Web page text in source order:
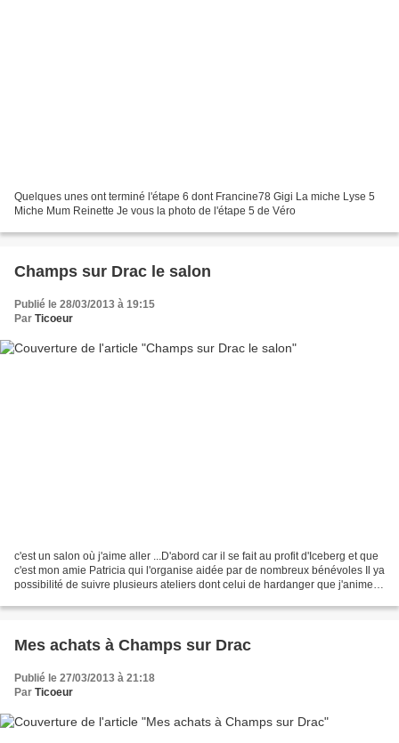
Quelques unes ont terminé l'étape 6 dont Francine78 Gigi La miche Lyse 5
Miche Mum Reinette Je vous la photo de l'étape 5 de Véro
Champs sur Drac le salon
Publié le 28/03/2013 à 19:15
Par Ticoeur
c'est un salon où j'aime aller ...D'abord car il se fait au profit d'Iceberg et que
c'est mon amie Patricia qui l'organise aidée par de nombreux bénévoles Il ya
possibilité de suivre plusieurs ateliers dont celui de hardanger que j'anime
Mes achats à Champs sur Drac
Publié le 27/03/2013 à 21:18
Par Ticoeur